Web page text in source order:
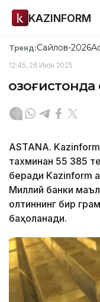
KAZINFORM
Тренд:Сайлов-2026
12:45, 26 Июн 2025
ASTANA.
тахминан 55 385
беради Kazinform
Миллий банки
олтиннинг бир
баҳоланади.